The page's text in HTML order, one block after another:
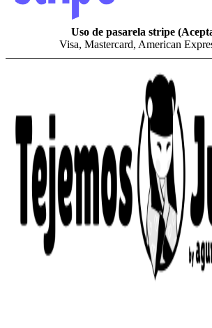
Uso de pasarela stripe
Visa, Mastercard, American